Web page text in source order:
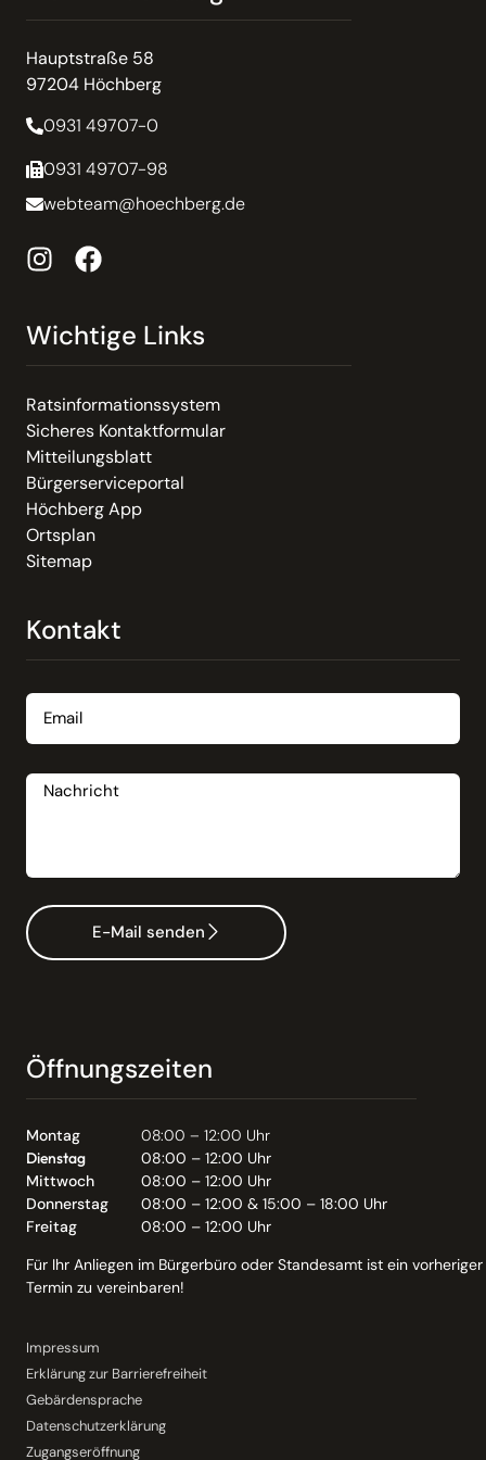
Hauptstraße 58
97204 Höchberg
0931 49707-0
0931 49707-98
webteam@hoechberg.de
Wichtige Links
Ratsinformationssystem
Sicheres Kontaktformular
Mitteilungsblatt
Bürgerserviceportal
Höchberg App
Ortsplan
Sitemap
Kontakt
E-Mail senden
Öffnungszeiten
Montag
08:00 – 12:00 Uhr
Dienstag
08:00 – 12:00 Uhr
Mittwoch
08:00 – 12:00 Uhr
Donnerstag
08:00 – 12:00 & 15:00 – 18:00 Uhr
Freitag
08:00 – 12:00 Uhr
Für Ihr Anliegen im Bürgerbüro oder Standesamt ist ein vorheriger
Termin zu vereinbaren!
Impressum
Erklärung zur Barrierefreiheit
Gebärdensprache
Datenschutzerklärung
Zugangseröffnung